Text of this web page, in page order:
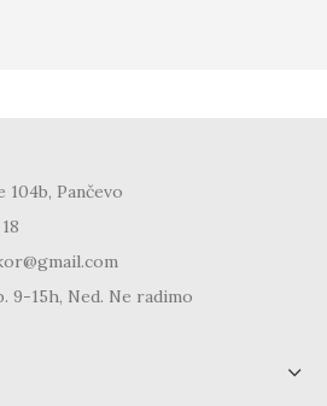
104b, Pančevo
9-15h, Ned. Ne radimo